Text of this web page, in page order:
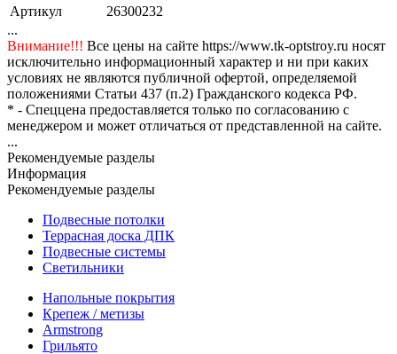
Артикул
26300232
...
Внимание!!! Все цены на сайте https://www.tk-optstroy.ru носят
исключительно информационный характер и ни при каких
условиях не являются публичной офертой, определяемой
положениями Статьи 437 (п.2) Гражданского кодекса РФ.
* - Спеццена предоставляется только по согласованию с
менеджером и может отличаться от представленной на сайте.
...
Рекомендуемые разделы
Информация
Рекомендуемые разделы
Подвесные потолки
Террасная доска ДПК
Подвесные системы
Светильники
Напольные покрытия
Крепеж / метизы
Armstrong
Грильято